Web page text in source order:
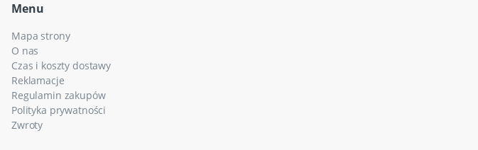
Menu
Mapa strony
O nas
Czas i koszty dostawy
Reklamacje
Regulamin zakupów
Polityka prywatności
Zwroty